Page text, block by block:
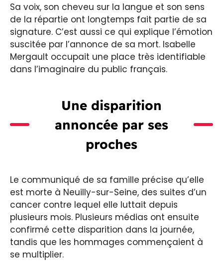
Sa voix, son cheveu sur la langue et son sens
de la répartie ont longtemps fait partie de sa
signature. C’est aussi ce qui explique l’émotion
suscitée par l’annonce de sa mort. Isabelle
Mergault occupait une place très identifiable
dans l’imaginaire du public français.
Une disparition
annoncée par ses
proches
Le communiqué de sa famille précise qu’elle
est morte à Neuilly-sur-Seine, des suites d’un
cancer contre lequel elle luttait depuis
plusieurs mois. Plusieurs médias ont ensuite
confirmé cette disparition dans la journée,
tandis que les hommages commençaient à
se multiplier.